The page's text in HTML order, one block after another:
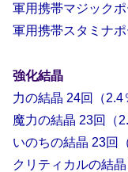
軍用携帯マジック
軍用携帯スタミナ
強化結晶
力の結晶 24回（2.4
魔力の結晶 23回（
いのちの結晶 23回
クリティカルの結晶